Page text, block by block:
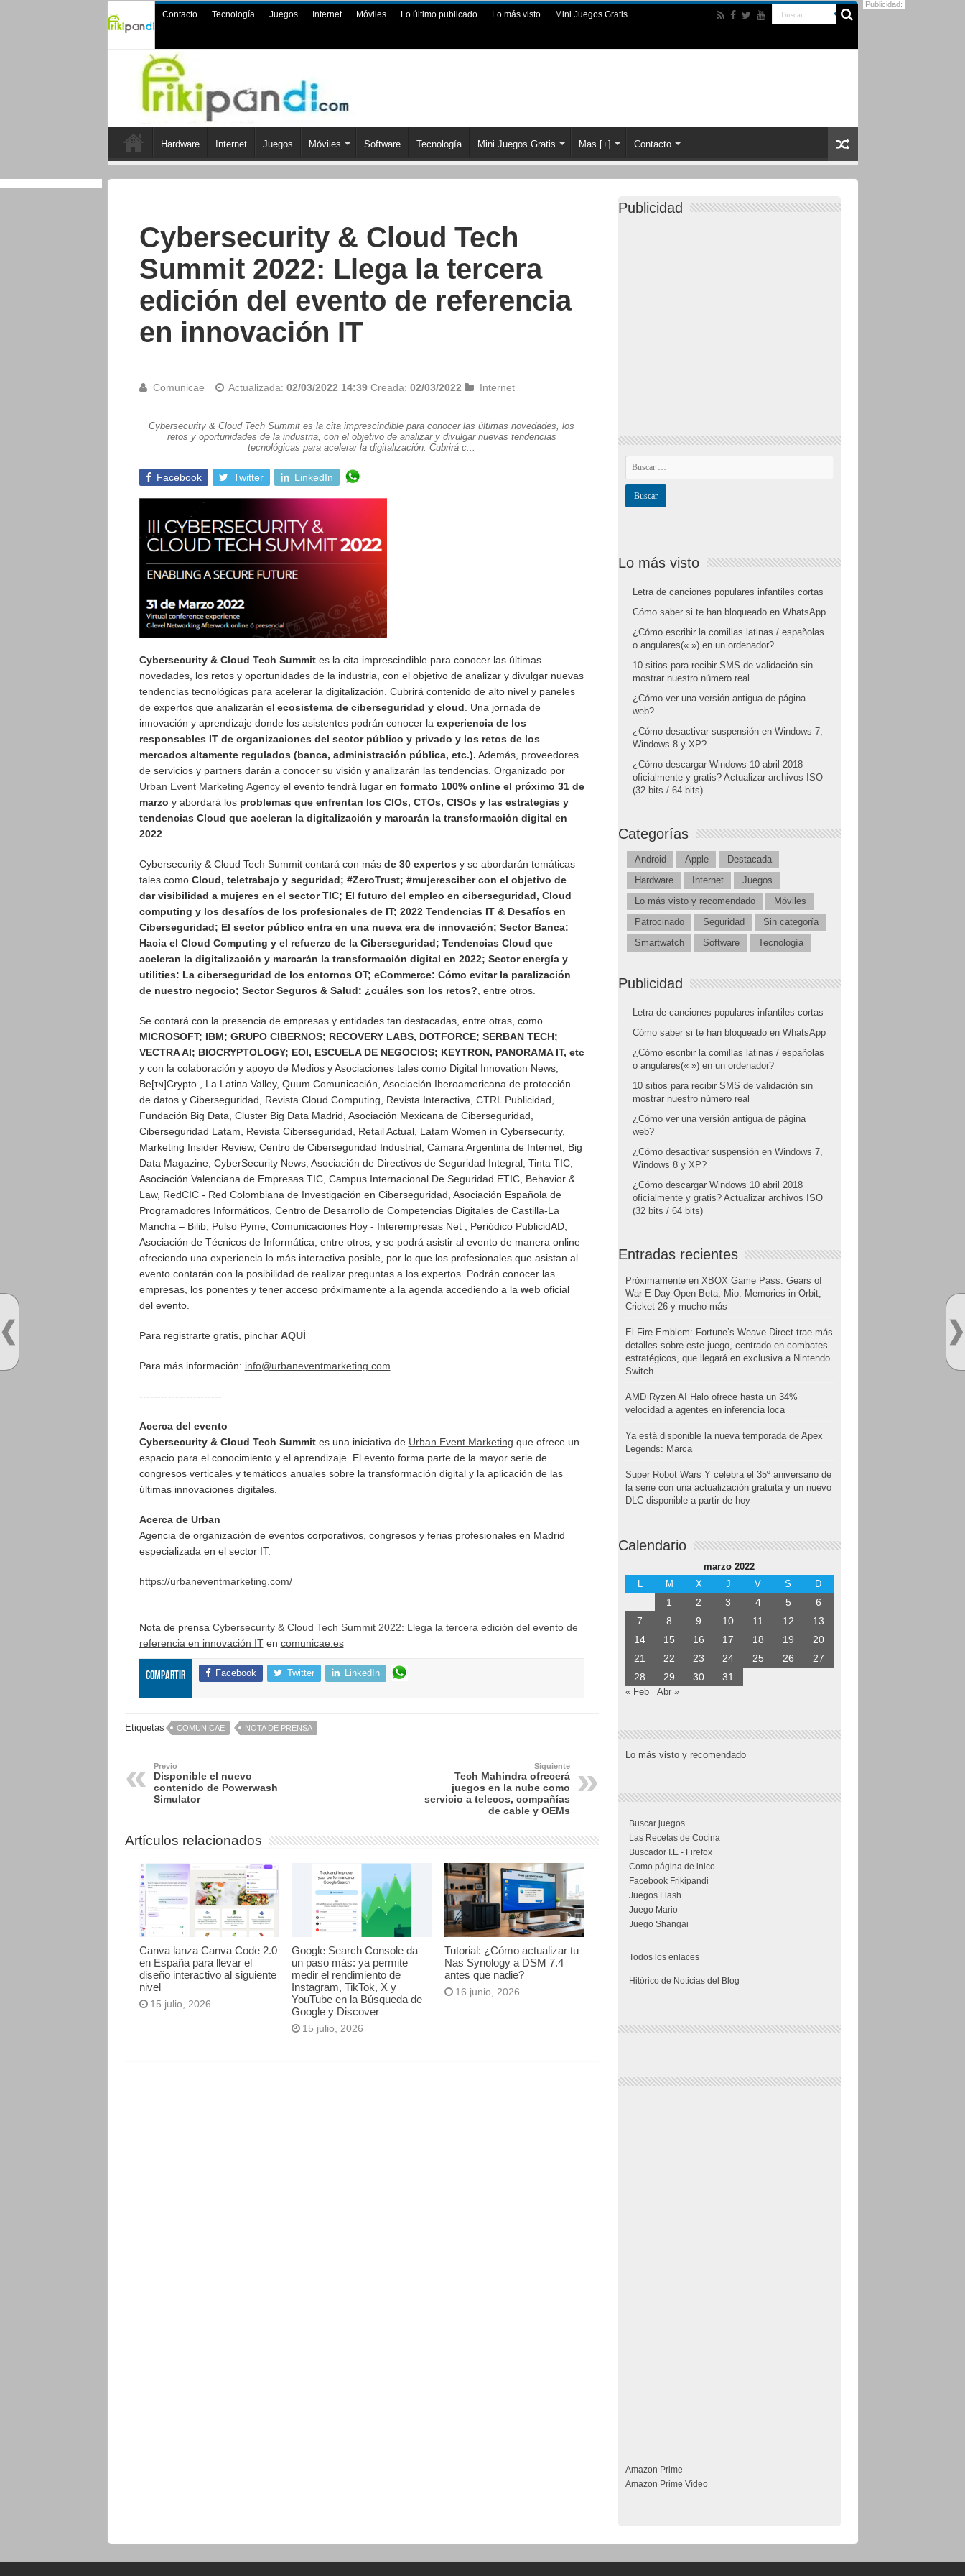
Contacto Tecnología Juegos Internet Móviles Lo último publicado Lo más visto Mini Juegos Gratis
Hardware Internet Juegos Móviles Software Tecnología Mini Juegos Gratis Mas [+] Contacto
Cybersecurity & Cloud Tech
Summit 2022: Llega la tercera
edición del evento de referencia
en innovación IT
Comunicae Actualizada: 02/03/2022 14:39 Creada: 02/03/2022 Internet
Cybersecurity & Cloud Tech Summit es la cita imprescindible para conocer las últimas novedades, los
retos y oportunidades de la industria, con el objetivo de analizar y divulgar nuevas tendencias
tecnológicas para acelerar la digitalización. Cubrirá c...
Facebook Twitter LinkedIn
Cybersecurity & Cloud Tech Summit es la cita imprescindible para conocer las últimas
novedades, los retos y oportunidades de la industria, con el objetivo de analizar y divulgar nuevas
tendencias tecnológicas para acelerar la digitalización. Cubrirá contenido de alto nivel y paneles
de expertos que analizarán el ecosistema de ciberseguridad y cloud . Una jornada de
innovación y aprendizaje donde los asistentes podrán conocer la experiencia de los
responsables IT de organizaciones del sector público y privado y los retos de los
mercados altamente regulados (banca, administración pública, etc.). Además, proveedores
de servicios y partners darán a conocer su visión y analizarán las tendencias. Organizado por
Urban Event Marketing Agencyel evento tendrá lugar en formato 100% online el próximo 31 de
marzo y abordará los problemas que enfrentan los CIOs, CTOs, CISOs y las estrategias y
tendencias Cloud que aceleran la digitalización y marcarán la transformación digital en
2022.
Cybersecurity & Cloud Tech Summit contará con más de 30 expertos y se abordarán temáticas
tales como Cloud, teletrabajo y seguridad; #ZeroTrust; #mujeresciber con el objetivo de
dar visibilidad a mujeres en el sector TIC; El futuro del empleo en ciberseguridad, Cloud
computing y los desafíos de los profesionales de IT; 2022 Tendencias IT & Desafíos en
Ciberseguridad; El sector público entra en una nueva era de innovación; Sector Banca:
Hacia el Cloud Computing y el refuerzo de la Ciberseguridad; Tendencias Cloud que
aceleran la digitalización y marcarán la transformación digital en 2022; Sector energía y
utilities: La ciberseguridad de los entornos OT; eCommerce: Cómo evitar la paralización
de nuestro negocio; Sector Seguros & Salud: ¿cuáles son los retos? , entre otros.
Se contará con la presencia de empresas y entidades tan destacadas, entre otras, como
MICROSOFT; IBM; GRUPO CIBERNOS; RECOVERY LABS, DOTFORCE; SERBAN TECH;
VECTRA AI; BIOCRYPTOLOGY; EOI, ESCUELA DE NEGOCIOS; KEYTRON, PANORAMA IT, etc
y con la colaboración y apoyo de Medios y Asociaciones tales como Digital Innovation News,
Be[ɪɴ]Crypto , La Latina Valley, Quum Comunicación, Asociación Iberoamericana de protección
de datos y Ciberseguridad, Revista Cloud Computing, Revista Interactiva, CTRL Publicidad,
Fundación Big Data, Cluster Big Data Madrid, Asociación Mexicana de Ciberseguridad,
Ciberseguridad Latam, Revista Ciberseguridad, Retail Actual, Latam Women in Cybersecurity,
Marketing Insider Review, Centro de Ciberseguridad Industrial, Cámara Argentina de Internet, Big
Data Magazine, CyberSecurity News, Asociación de Directivos de Seguridad Integral, Tinta TIC,
Asociación Valenciana de Empresas TIC, Campus Internacional De Seguridad ETIC, Behavior &
Law, RedCIC - Red Colombiana de Investigación en Ciberseguridad, Asociación Española de
Programadores Informáticos, Centro de Desarrollo de Competencias Digitales de Castilla-La
Mancha – Bilib, Pulso Pyme, Comunicaciones Hoy - Interempresas Net , Periódico PublicidAD,
Asociación de Técnicos de Informática, entre otros, y se podrá asistir al evento de manera online
ofreciendo una experiencia lo más interactiva posible, por lo que los profesionales que asistan al
evento contarán con la posibilidad de realizar preguntas a los expertos. Podrán conocer las
empresas, los ponentes y tener acceso próximamente a la agenda accediendo a la web oficial
del evento.
Para registrarte gratis, pinchar AQUÍ
Para más información: info@urbaneventmarketing.com
-----------------------
Acerca del evento
Cybersecurity & Cloud Tech Summit es una iniciativa de Urban Event Marketing que ofrece un
espacio para el conocimiento y el aprendizaje. El evento forma parte de la mayor serie de
congresos verticales y temáticos anuales sobre la transformación digital y la aplicación de las
últimas innovaciones digitales.
Acerca de Urban
Agencia de organización de eventos corporativos, congresos y ferias profesionales en Madrid
especializada en el sector IT.
https://urbaneventmarketing.com/
Nota de prensa Cybersecurity & Cloud Tech Summit 2022: Llega la tercera edición del evento de
referencia en innovación ITen comunicae.es
Compartir Facebook Twitter LinkedIn
Etiquetas COMUNICAE NOTA DE PRENSA
Previo
Disponible el nuevo
contenido de Powerwash
Simulator
Siguiente
Tech Mahindra ofrecerá
juegos en la nube como
servicio a telecos, compañías
de cable y OEMs
Artículos relacionados
Canva lanza Canva Code 2.0
en España para llevar el
diseño interactivo al siguiente
nivel
15 julio, 2026
Google Search Console da
un paso más: ya permite
medir el rendimiento de
Instagram, TikTok, X y
YouTube en la Búsqueda de
Google y Discover
15 julio, 2026
Tutorial: ¿Cómo actualizar tu
Nas Synology a DSM 7.4
antes que nadie?
16 junio, 2026
Publicidad
Lo más visto
Letra de canciones populares infantiles cortas
Cómo saber si te han bloqueado en WhatsApp
¿Cómo escribir la comillas latinas / españolas
o angulares(« ») en un ordenador?
10 sitios para recibir SMS de validación sin
mostrar nuestro número real
¿Cómo ver una versión antigua de página
web?
¿Cómo desactivar suspensión en Windows 7,
Windows 8 y XP?
¿Cómo descargar Windows 10 abril 2018
oficialmente y gratis? Actualizar archivos ISO
(32 bits / 64 bits)
Categorías
Android Apple
Destacada
Hardware
Internet
Juegos
Lo más visto y recomendado
Móviles
Patrocinado
Seguridad
Sin categoría
Smartwatch
Software Tecnología
Publicidad
Letra de canciones populares infantiles cortas
Cómo saber si te han bloqueado en WhatsApp
¿Cómo escribir la comillas latinas / españolas
o angulares(« ») en un ordenador?
10 sitios para recibir SMS de validación sin
mostrar nuestro número real
¿Cómo ver una versión antigua de página
web?
¿Cómo desactivar suspensión en Windows 7,
Windows 8 y XP?
¿Cómo descargar Windows 10 abril 2018
oficialmente y gratis? Actualizar archivos ISO
(32 bits / 64 bits)
Entradas recientes
Próximamente en XBOX Game Pass: Gears of
War E-Day Open Beta, Mio: Memories in Orbit,
Cricket 26 y mucho más
El Fire Emblem: Fortune’s Weave Direct trae más
detalles sobre este juego, centrado en combates
estratégicos, que llegará en exclusiva a Nintendo
Switch
AMD Ryzen AI Halo ofrece hasta un 34%
velocidad a agentes en inferencia loca
Ya está disponible la nueva temporada de Apex
Legends: Marca
Super Robot Wars Y celebra el 35º aniversario de
la serie con una actualización gratuita y un nuevo
DLC disponible a partir de hoy
Calendario
marzo 2022
L
M X J V S D
1 2 3 4 5
6
7
8 9 10 11 12
13
14
15 16 17 18 19
20
21
22 23 24 25 26
27
28
29 30 31
« Feb Abr »
Lo más visto y recomendado
Buscar juegos
Las Recetas de Cocina
Buscador I.E - Firefox
Como página de inico
Facebook Frikipandi
Juegos Flash
Juego Mario
Juego Shangai
Todos los enlaces
Hitórico de Noticias del Blog
Publicidad:
Amazon Prime
Amazon Prime Vídeo